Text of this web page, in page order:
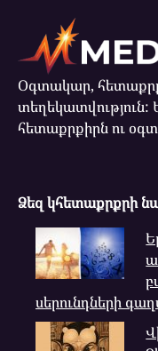
Օգտակար,
տեղեկատվություն:
հետաքրքիրն ու
Ձեզ կհետաքրքրի
սերունդների